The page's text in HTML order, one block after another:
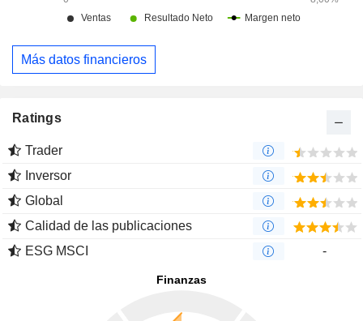
Más datos financieros
Ratings
Trader
Inversor
Global
Calidad de las publicaciones
ESG MSCI
-